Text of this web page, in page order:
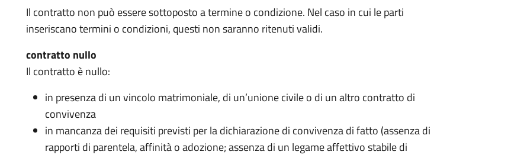
Il contratto non può essere sottoposto a termine o condizione. Nel caso in cui le parti
inseriscano termini o condizioni, questi non saranno ritenuti validi.
contratto nullo
Il contratto è nullo:
in presenza di un vincolo matrimoniale, di un’unione civile o di un altro contratto di
convivenza
in mancanza dei requisiti previsti per la dichiarazione di convivenza di fatto (assenza di
rapporti di parentela, affinità o adozione; assenza di un legame affettivo stabile di